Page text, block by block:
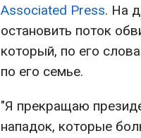
Associated Press. На
остановить поток
который, по его
по его семье.
"Я прекращаю
нападок, которые